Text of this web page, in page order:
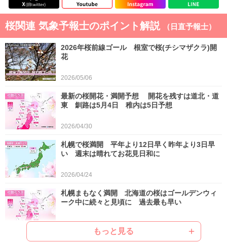
桜関連 気象予報士のポイント解説 （日直予報士）
もっと見る
2026年桜前線ゴール 根室で桜(チシマザクラ)開
花
2026/05/06
最新の桜開花・満開予想 開花を残すは道北・道
東 釧路は5月4日 稚内は5日予想
2026/04/30
札幌で桜満開 平年より12日早く昨年より3日早
い 週末は晴れてお花見日和に
2026/04/24
札幌まもなく満開 北海道の桜はゴールデンウィ
ーク中に続々と見頃に 過去最も早い
2026/04/22
ゴールデンウィークは晴れと雨が交互 晴れると